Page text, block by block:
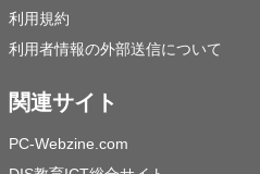
利用規約
利用者情報の外部送信について
関連サイト
PC-Webzine.com